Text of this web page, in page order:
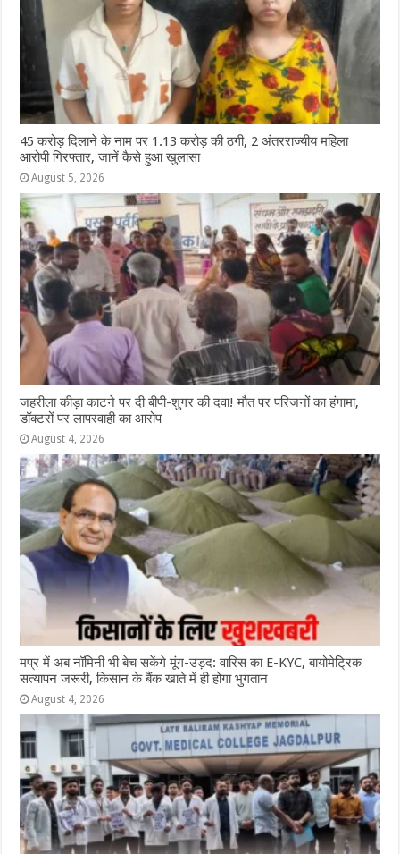
45 करोड़ दिलाने के नाम पर 1.13 करोड़ की ठगी, 2 अंतरराज्यीय महिला
आरोपी गिरफ्तार, जानें कैसे हुआ खुलासा
August 5, 2026
जहरीला कीड़ा काटने पर दी बीपी-शुगर की दवा! मौत पर परिजनों का हंगामा,
डॉक्टरों पर लापरवाही का आरोप
August 4, 2026
मप्र में अब नॉमिनी भी बेच सकेंगे मूंग-उड़द: वारिस का E-KYC, बायोमेट्रिक
सत्यापन जरूरी, किसान के बैंक खाते में ही होगा भुगतान
August 4, 2026